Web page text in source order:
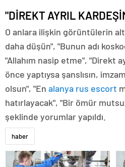
"DİREKT AYRIL
O anlara ilişkin görüntülerin
daha düşün", "Bunun adı
"Allahım nasip etme", "Direkt
önce yaptıysa şanslısın,
olsun", "En alanya rus escort
hatırlayacak", "Bir ömür
şeklinde yorumlar yapıldı.
haber